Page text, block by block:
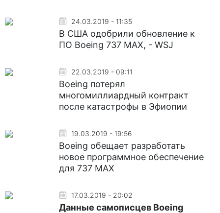
24.03.2019 - 11:35
В США одобрили обновление к
ПО Boeing 737 MAX, - WSJ
22.03.2019 - 09:11
Boeing потерял
многомиллиардный контракт
после катастрофы в Эфиопии
19.03.2019 - 19:56
Boeing обещает разработать
новое программное обеспечение
для 737 MAX
17.03.2019 - 20:02
Данные самописцев Boeing